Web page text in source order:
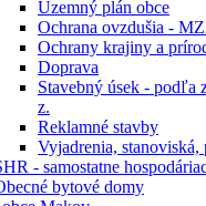
Územný plán obce
Ochrana ovzdušia -
Ochrany krajiny a
Doprava
Stavebný úsek - podľa
z.
Reklamné stavby
Vyjadrenia, stanoviská,
- samostatne
bytové domy